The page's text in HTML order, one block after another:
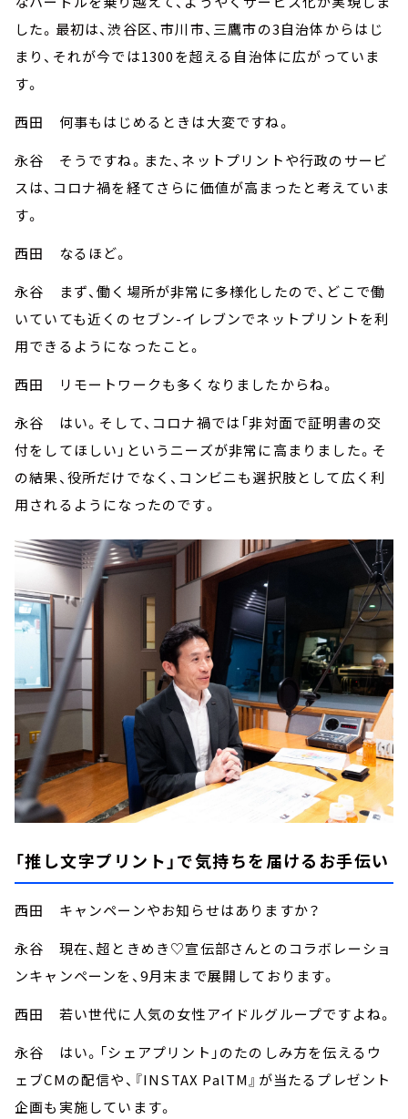
した。最初は、渋谷区、市川市、三鷹市の3自治体からはじ
まり、それが今では1300を超える自治体に広がっていま
す。
西田 何事もはじめるときは大変ですね。
永谷 そうですね。また、ネットプリントや行政のサービ
スは、コロナ禍を経てさらに価値が高まったと考えていま
す。
西田 なるほど。
永谷 まず、働く場所が非常に多様化したので、どこで働
いていても近くのセブン-イレブンでネットプリントを利
用できるようになったこと。
西田 リモートワークも多くなりましたからね。
永谷 はい。そして、コロナ禍では「非対面で証明書の交
付をしてほしい」というニーズが非常に高まりました。そ
の結果、役所だけでなく、コンビニも選択肢として広く利
用されるようになったのです。
「推し文字プリント」で気持ちを届けるお手伝い
西田 キャンペーンやお知らせはありますか？
永谷 現在、超ときめき♡宣伝部さんとのコラボレーショ
ンキャンペーンを、9月末まで展開しております。
西田 若い世代に人気の女性アイドルグループですよね。
永谷 はい。「シェアプリント」のたのしみ方を伝えるウ
ェブCMの配信や、『INSTAX PalTM』が当たるプレゼント
企画も実施しています。